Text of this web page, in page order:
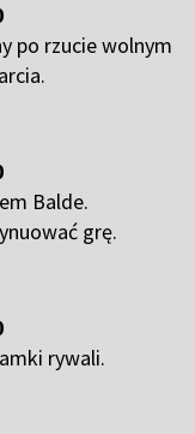
po rzucie wolnym
Balde.
grę.
rywali.